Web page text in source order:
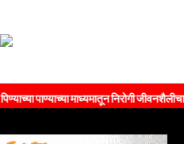
माध्यमातून निरोगी जीवनशैलीचा संदेश